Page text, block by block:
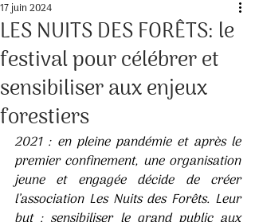
LES NUITS DES FORÊTS: le
festival pour célébrer et
sensibiliser aux enjeux
forestiers
17 juin 2024
2021 : en pleine pandémie et après le
premier confinement, une organisation
jeune et engagée décide de créer
l’association Les Nuits des Forêts. Leur